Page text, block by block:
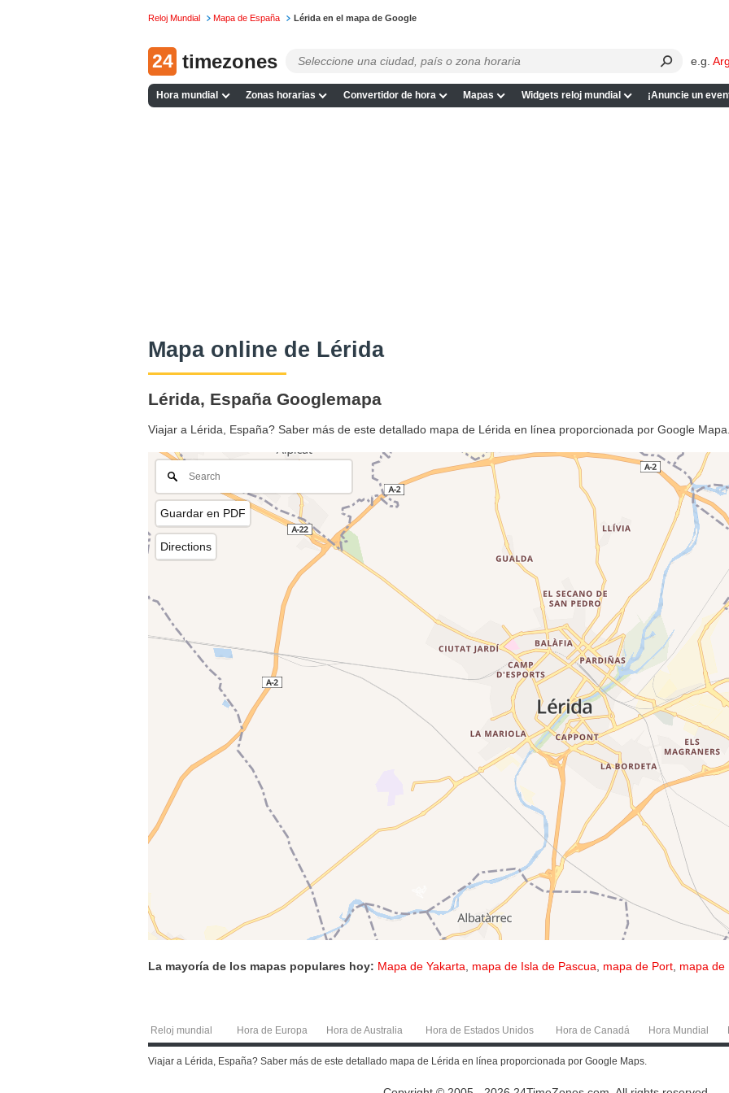
Reloj Mundial Mapa de España Lérida en el mapa de Google
24 timezones e.g.
Hora mundial Zonas horarias Convertidor de hora Mapas Widgets reloj mundial ¡Anuncie un
Mapa online de Lérida
Lérida, España Googlemapa
Viajar a Lérida, España? Saber más de este detallado mapa de Lérida en línea proporcionada por Google
Guardar en PDF
Directions
La mayoría de los mapas populares hoy: Mapa de Yakarta mapa de Isla de Pascua mapa de Port mapa de
Reloj mundial Hora de Europa Hora de Australia Hora de Estados Unidos Hora de Canadá Hora Mundial
Viajar a Lérida, España? Saber más de este detallado mapa de Lérida en línea proporcionada por Google Maps.